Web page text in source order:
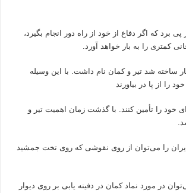
برد که اگر دفاع از خود از راه دور انجام بگیرد،
کمتری را به بار خواهد آورد.
ساخته شد تیر و کمان نام داشت. با این وسیله
را از پا در بیاورند
خود را تأمین کنند. با گذشت زمان اهمیت تیر و
را می‌توان از روی نقوشی که روی تخت جمشید
در مورد نماد کمان در دفینه یابی بر روی دیوار